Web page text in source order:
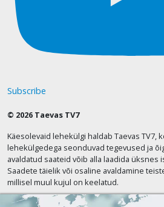
Subscribe
© 2026 Taevas TV7
Käesolevaid lehekülgi haldab Taevas TV7,
lehekülgedega seonduvad tegevused ja
avaldatud saateid võib alla laadida üksnes
Saadete täielik või osaline avaldamine
millisel muul kujul on keelatud.